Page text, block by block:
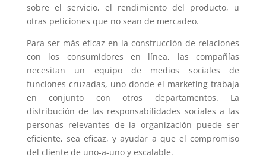
sobre el servicio, el rendimiento del producto, u
otras peticiones que no sean de mercadeo.
Para ser más eficaz en la construcción de relaciones
con los consumidores en línea, las compañías
necesitan un equipo de medios sociales de
funciones cruzadas, uno donde el marketing trabaja
en conjunto con otros departamentos. La
distribución de las responsabilidades sociales a las
personas relevantes de la organización puede ser
eficiente, sea eficaz, y ayudar a que el compromiso
del cliente de uno-a-uno y escalable.